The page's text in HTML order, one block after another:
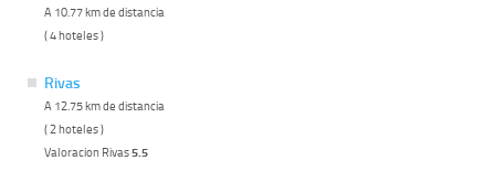
A 10.77 km de distancia
( 4 hoteles )
Rivas
A 12.75 km de distancia
( 2 hoteles )
Valoracion Rivas5.5